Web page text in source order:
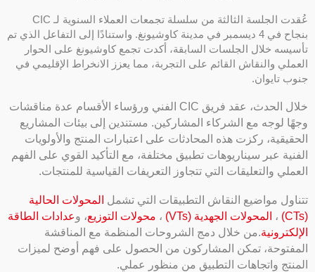
عُقدت الجلسة الثالثة من سلسلة تجمعات العملاء السنوية لـ CIC
بنجاح في 4 ديسمبر في مدينة كاوشيونغ. واستنادًا إلى التفاعل الذي تم
تأسيسه خلال الجلسات السابقة، أكدت تجمع كاوشيونغ على الحوار
العملي والنقاش القائم على التجربة، مما يعزز الانخراط الإقليمي في
جنوب تايوان.
خلال الحدث، عقد فريق CIC الفني ورؤساء الأقسام عدة مناقشات
وجهًا لوجه مع الشركاء المشاركين. مستندين إلى بيئات المشاريع
الحقيقية، ركزت هذه المحادثات على اعتبارات المنتج والأولويات
الفنية عبر سيناريوهات تطبيق مختلفة، مع التأكيد القوي على الفهم
العملي والتعليقات التي تتجاوز التعريفات القياسية للمنتجات.
تتناول مواضيع النقاش التطبيقات التي تشمل المحولات الحالية
(CTs)
، المحولات الجهدية (VTs) ، محولات التوزيع، وعدادات الطاقة
الإلكترونية.من خلال دمج الشروحات المنظمة مع المناقشة
المفتوحة، تمكن المشاركون من الحصول على فهم أوضح لميزات
المنتج واتجاهات التطبيق من منظور عملي.